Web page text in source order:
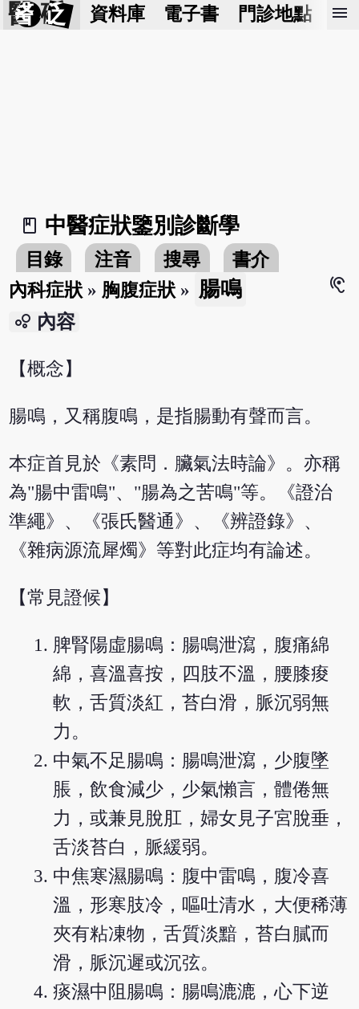
醫 砭 資料庫 電子書 門診地點 預
menu
book_2
中醫症狀鑒別診斷學
目錄 注音 搜尋
書介
內科症狀 » 胸腹症狀 » 腸鳴
hearing
bubble_chart 內容
【概念】
腸鳴，又稱腹鳴，是指腸動有聲而言。
本症首見於《素問．臟氣法時論》。亦稱
為"腸中雷鳴"、"腸為之苦鳴"等。《證治
準繩》、《張氏醫通》、《辨證錄》、
《雜病源流犀燭》等對此症均有論述。
【常見證候】
脾腎陽虛腸鳴：腸鳴泄瀉，腹痛綿
綿，喜溫喜按，四肢不溫，腰膝痠
軟，舌質淡紅，苔白滑，脈沉弱無
力。
中氣不足腸鳴：腸鳴泄瀉，少腹墜
脹，飲食減少，少氣懶言，體倦無
力，或兼見脫肛，婦女見子宮脫垂，
舌淡苔白，脈緩弱。
中焦寒濕腸鳴：腹中雷鳴，腹冷喜
溫，形寒肢冷，嘔吐清水，大便稀薄
夾有粘凍物，舌質淡黯，苔白膩而
滑，脈沉遲或沉弦。
痰濕中阻腸鳴：腸鳴漉漉，心下逆